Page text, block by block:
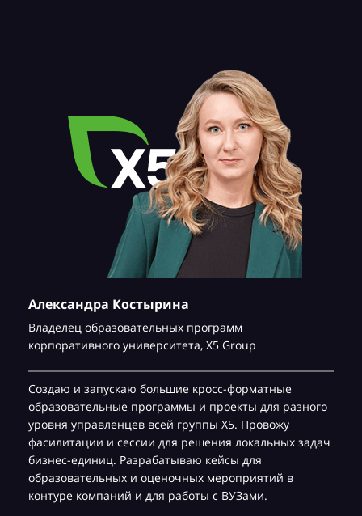
Александра Костырина
Владелец образовательных программ
корпоративного университета, Х5 Group
Создаю и запускаю большие кросс-форматные
образовательные программы и проекты для разного
уровня управленцев всей группы Х5. Провожу
фасилитации и сессии для решения локальных задач
бизнес-единиц. Разрабатываю кейсы для
образовательных и оценочных мероприятий в
контуре компаний и для работы с ВУЗами.